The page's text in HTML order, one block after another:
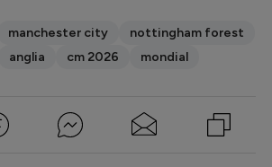
manchester city
nottingham forest
anglia cm 2026 mondial